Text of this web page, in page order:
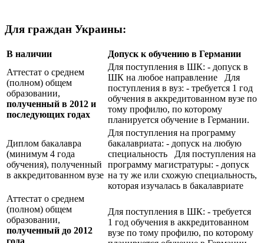
Для граждан Украины:
В наличии
Допуск к обучению в Германии
Аттестат о среднем
(полном) общем
образовании,
полученный в 2012 и
последующих годах
Для поступления в ШК: - допуск в
ШК на любое направление Для
поступления в вуз: - требуется 1 год
обучения в аккредитованном вузе по
тому профилю, по которому
планируется обучение в Германии.
Диплом бакалавра
(минимум 4 года
обучения), полученный
в аккредитованном вузе
Для поступления на программу
бакалавриата: - допуск на любую
специальность Для поступления на
программу магистратуры: - допуск
на ту же или схожую специальность,
которая изучалась в бакалавриате
Аттестат о среднем
(полном) общем
образовании,
полученный до 2012
года
Для поступления в ШК: - требуется
1 год обучения в аккредитованном
вузе по тому профилю, по которому